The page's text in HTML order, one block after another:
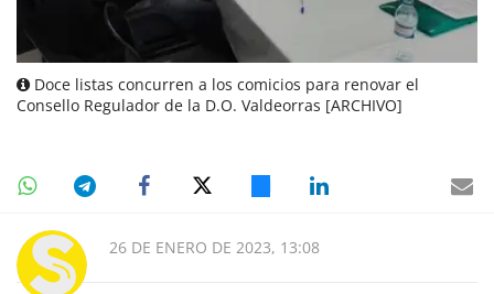
Doce listas concurren a los comicios para renovar el
Consello Regulador de la D.O. Valdeorras [ARCHIVO]
26 DE ENERO DE 2023, 13:08